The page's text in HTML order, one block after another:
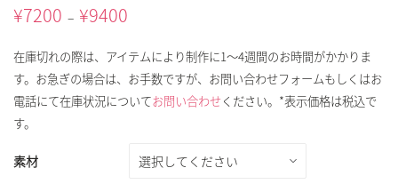
¥7200 – ¥9400
在庫切れの際は、アイテムにより制作に1～4週間のお時間がかかりま
す。お急ぎの場合は、お手数ですが、お問い合わせフォームもしくはお
電話にて在庫状況についてお問い合わせ ください。*表示価格は税込で
す。
素材